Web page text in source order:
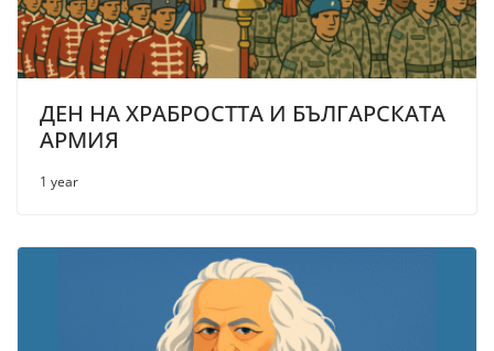
ДЕН НА ХРАБРОСТТА И БЪЛГАРСКАТА
АРМИЯ
1 year